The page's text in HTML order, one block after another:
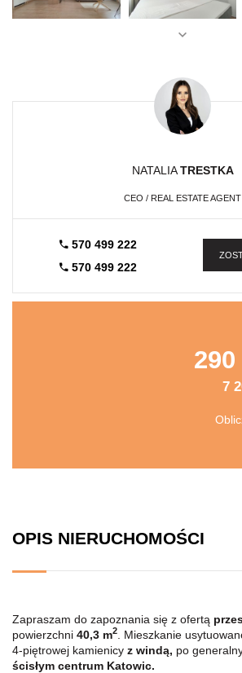
NATALIATRESTKA
CEO / REAL ESTATE AGENT
570 499 222
570 499 222
290
7
OPIS NIERUCHOMOŚCI
Zapraszam do zapoznania się z ofertą
powierzchni 40,3 m2 . Mieszkanie
4-piętrowej kamienicy z windą, po
ścisłym centrum Katowic.